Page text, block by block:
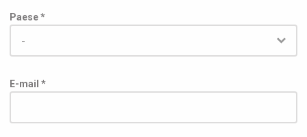
Paese *
E-mail *